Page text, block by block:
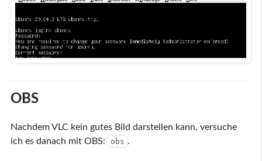
OBS
Nachdem VLC kein gutes Bild darstellen kann, versuche
ich es danach mit OBS:
obs .